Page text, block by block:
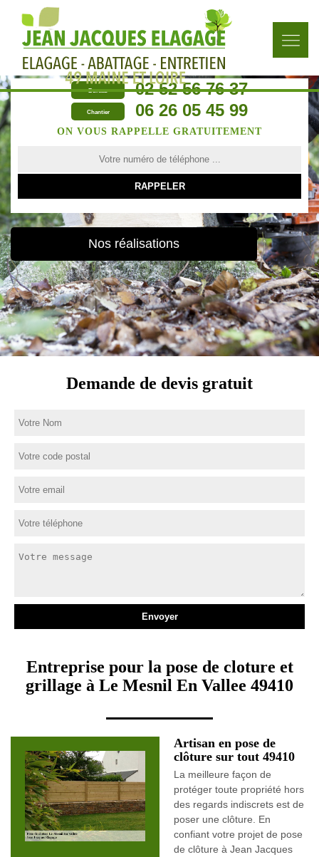
Bureau 02 52 56 76 37
Chantier 06 26 05 45 99
ON VOUS RAPPELLE GRATUITEMENT
Nos réalisations
Demande de devis gratuit
Entreprise pour la pose de cloture et
grillage à Le Mesnil En Vallee 49410
Artisan en pose de
clôture sur tout 49410
La meilleure façon de
protéger toute propriété hors
des regards indiscrets est de
poser une clôture. En
confiant votre projet de pose
de clôture à Jean Jacques